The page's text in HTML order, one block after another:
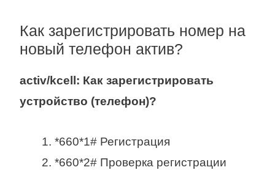
Как зарегистрировать номер на
новый телефон актив?
activ/kcell: Как зарегистрировать
устройство (телефон)?
*660*1# Регистрация
*660*2# Проверка регистрации